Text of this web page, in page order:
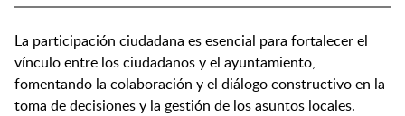
La participación ciudadana es esencial para fortalecer el
vínculo entre los ciudadanos y el ayuntamiento,
fomentando la colaboración y el diálogo constructivo en la
toma de decisiones y la gestión de los asuntos locales.